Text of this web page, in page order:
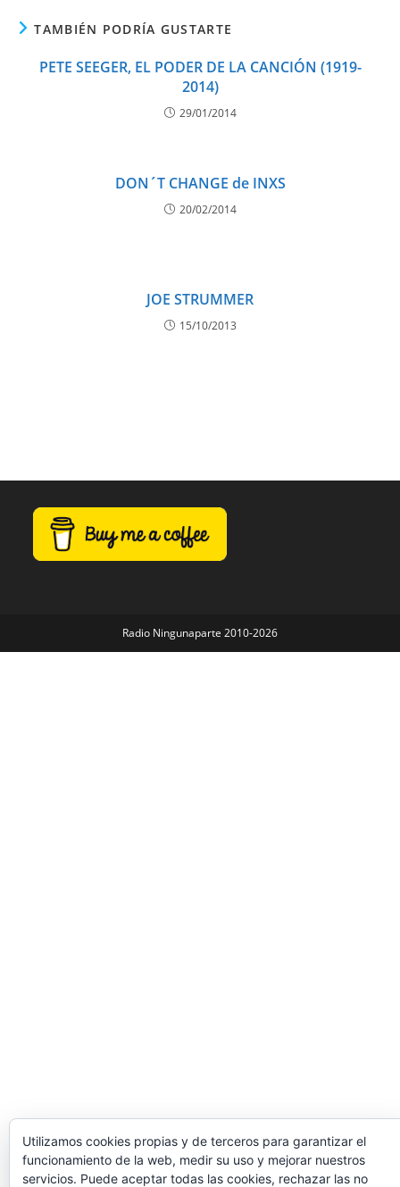
TAMBIÉN PODRÍA GUSTARTE
PETE SEEGER, EL PODER DE LA CANCIÓN (1919-
2014)
29/01/2014
DON´T CHANGE de INXS
20/02/2014
JOE STRUMMER
15/10/2013
Radio Ningunaparte 2010-2026
Utilizamos cookies propias y de terceros para garantizar el
funcionamiento de la web, medir su uso y mejorar nuestros
servicios. Puede aceptar todas las cookies, rechazar las no